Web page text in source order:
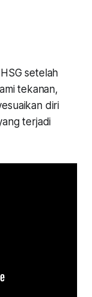
setelah
tekanan,
diri
terjadi